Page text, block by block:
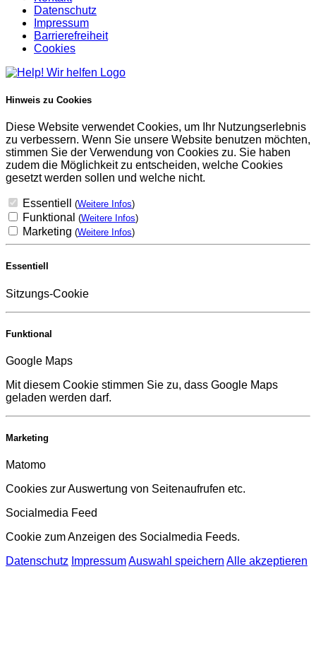
Datenschutz
Impressum
Barrierefreiheit
Cookies
Hinweis zu Cookies
Diese Website verwendet Cookies, um Ihr Nutzungserlebnis
zu verbessern. Wenn Sie unsere Website benutzen möchten,
stimmen Sie der Verwendung von Cookies zu. Sie haben
zudem die Möglichkeit zu entscheiden, welche Cookies
gesetzt werden sollen und welche nicht.
Essentiell (Weitere Infos)
Funktional (Weitere Infos)
Marketing (Weitere Infos)
Essentiell
Sitzungs-Cookie
Funktional
Google Maps
Mit diesem Cookie stimmen Sie zu, dass Google Maps
geladen werden darf.
Marketing
Matomo
Cookies zur Auswertung von Seitenaufrufen etc.
Socialmedia Feed
Cookie zum Anzeigen des Socialmedia Feeds.
Datenschutz ImpressumAuswahl speichern Alle akzeptieren